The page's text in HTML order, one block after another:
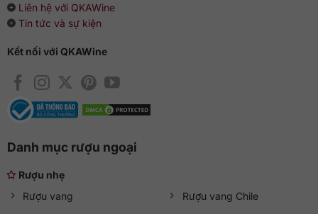
Liên hệ với QKAWine
Tin tức và sự kiện
Kết nối với QKAWine
Danh mục rượu ngoại
Rượu nhẹ
Rượu vang
Rượu vang Chile